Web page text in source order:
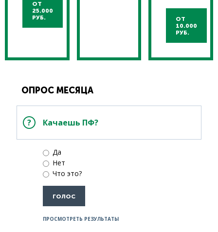
ОТ
25.000
РУБ.
ОТ
10.000
РУБ.
ОПРОС МЕСЯЦА
Качаешь ПФ?
Да
Нет
Что это?
ПРОСМОТРЕТЬ РЕЗУЛЬТАТЫ